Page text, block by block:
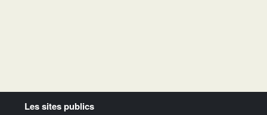
Les sites publics